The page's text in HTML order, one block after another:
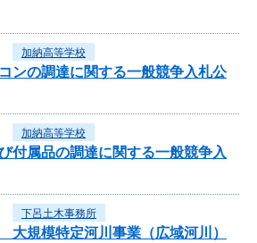
加納高等学校
ンの調達に関する一般競争入札公
加納高等学校
付属品の調達に関する一般競争入
下呂土木事務所
大規模特定河川事業（広域河川）